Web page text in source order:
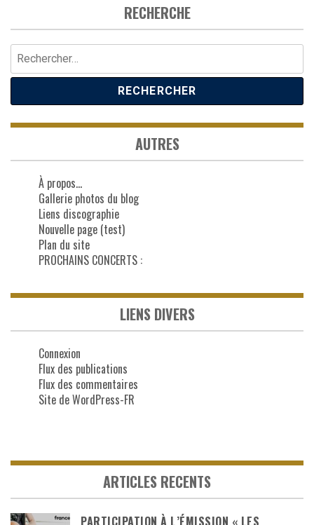
RECHERCHE
Rechercher :
AUTRES
À propos…
Gallerie photos du blog
Liens discographie
Nouvelle page (test)
Plan du site
PROCHAINS CONCERTS :
LIENS DIVERS
Connexion
Flux des publications
Flux des commentaires
Site de WordPress-FR
ARTICLES RECENTS